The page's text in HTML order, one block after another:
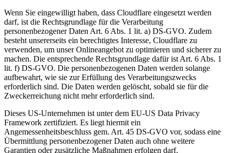
Wenn Sie eingewilligt haben, dass Cloudflare eingesetzt werden
darf, ist die Rechtsgrundlage für die Verarbeitung
personenbezogener Daten Art. 6 Abs. 1 lit. a) DS-GVO. Zudem
besteht unsererseits ein berechtigtes Interesse, Cloudflare zu
verwenden, um unser Onlineangebot zu optimieren und sicherer zu
machen. Die entsprechende Rechtsgrundlage dafür ist Art. 6 Abs. 1
lit. f) DS-GVO. Die personenbezogenen Daten werden solange
aufbewahrt, wie sie zur Erfüllung des Verarbeitungszwecks
erforderlich sind. Die Daten werden gelöscht, sobald sie für die
Zweckerreichung nicht mehr erforderlich sind.
Dieses US-Unternehmen ist unter dem EU-US Data Privacy
Framework zertifiziert. Es liegt hiermit ein
Angemessenheitsbeschluss gem. Art. 45 DS-GVO vor, sodass eine
Übermittlung personenbezogener Daten auch ohne weitere
Garantien oder zusätzliche Maßnahmen erfolgen darf.